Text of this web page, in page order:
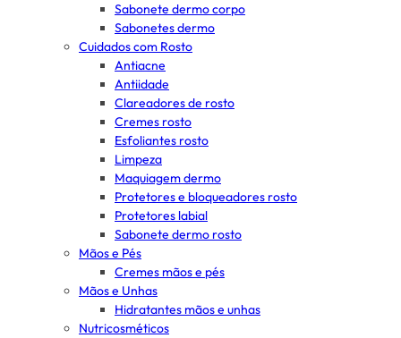
Sabonete dermo corpo
Sabonetes dermo
Cuidados com Rosto
Antiacne
Antiidade
Clareadores de rosto
Cremes rosto
Esfoliantes rosto
Limpeza
Maquiagem dermo
Protetores e bloqueadores rosto
Protetores labial
Sabonete dermo rosto
Mãos e Pés
Cremes mãos e pés
Mãos e Unhas
Hidratantes mãos e unhas
Nutricosméticos